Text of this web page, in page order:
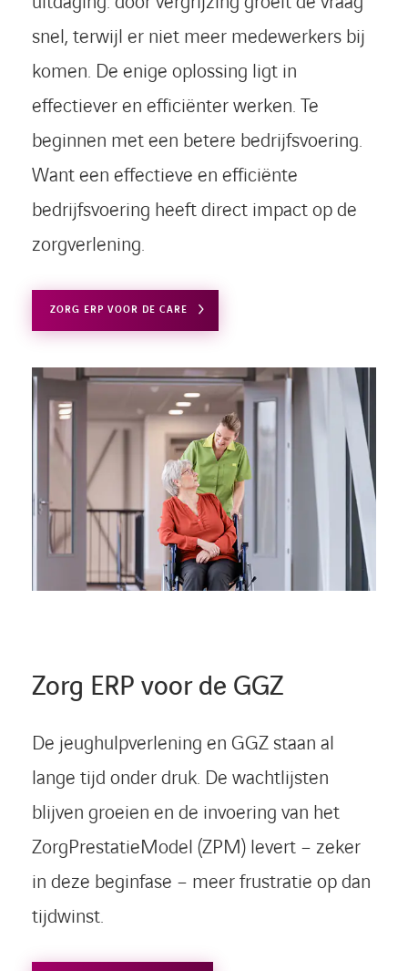
snel, terwijl er niet meer medewerkers bij
komen. De enige oplossing ligt in
effectiever en efficiënter werken. Te
beginnen met een betere bedrijfsvoering.
Want een effectieve en efficiënte
bedrijfsvoering heeft direct impact op de
zorgverlening.
ZORG ERP VOOR DE CARE
Zorg ERP voor de GGZ
De jeughulpverlening en GGZ staan al
lange tijd onder druk. De wachtlijsten
blijven groeien en de invoering van het
ZorgPrestatieModel (ZPM) levert – zeker
in deze beginfase – meer frustratie op dan
tijdwinst.